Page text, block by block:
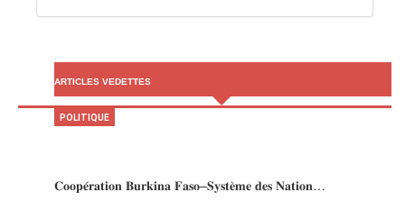
ARTICLES VEDETTES
𝐂𝐨𝐨𝐩𝐞́𝐫𝐚𝐭𝐢𝐨𝐧 𝐁𝐮𝐫𝐤𝐢𝐧𝐚 𝐅𝐚𝐬𝐨–𝐒𝐲𝐬𝐭𝐞̀𝐦𝐞 𝐝𝐞𝐬 𝐍𝐚𝐭𝐢𝐨𝐧…
POLITIQUE